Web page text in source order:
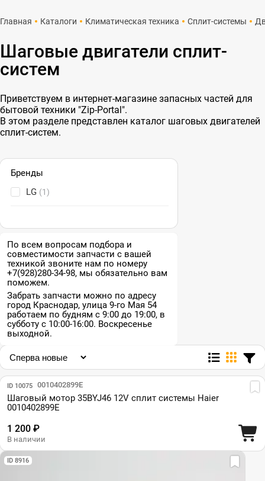
Главная Каталоги Климатическая техника Сплит-системы
Шаговые двигатели сплит-
систем
Приветствуем в интернет-магазине запасных частей для
бытовой техники "Zip-Portal".
В этом разделе представлен каталог шаговых двигателей
сплит-систем.
Бренды
LG (1)
По всем вопросам подбора и
совместимости запчасти с вашей
техникой звоните нам по номеру
+7(928)280-34-98, мы обязательно вам
поможем.
Забрать запчасти можно по адресу
город Краснодар, улица 9-го Мая 54
работаем по будням с 9:00 до 19:00, в
субботу с 10:00-16:00. Воскресенье
выходной.
ID 10075
Парт №: 0010402899E
Шаговый мотор 35BYJ46 12V сплит системы Haier
0010402899E
1 200 ₽
В наличии
ID 8916